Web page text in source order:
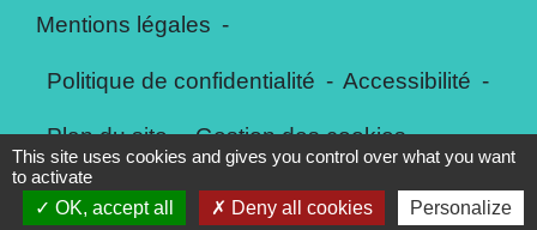
Mentions légales -
Politique de confidentialité - Accessibilité -
Plan du site - Gestion des cookies
Site créé en partenariat avec Réseau des Communes
This site uses cookies and gives you control over what you want
to activate
OK, accept all
Deny all cookies Personalize